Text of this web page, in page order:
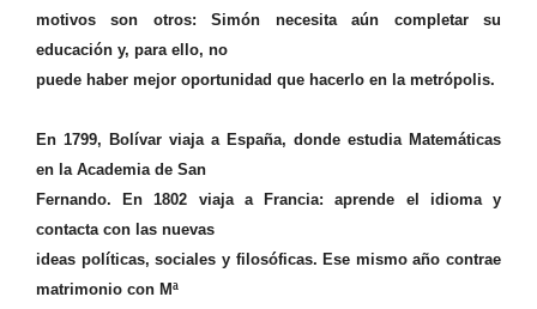
motivos son otros: Simón necesita aún completar su
educación y, para ello, no
puede haber mejor oportunidad que hacerlo en la metrópolis.
En 1799, Bolívar viaja a España, donde estudia Matemáticas
en la Academia de San
Fernando. En 1802 viaja a Francia: aprende el idioma y
contacta con las nuevas
ideas políticas, sociales y filosóficas. Ese mismo año contrae
matrimonio con Mª